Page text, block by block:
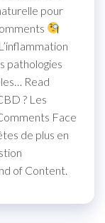
pour
pathologies
Read
? Les
Face
de plus en
of Content.